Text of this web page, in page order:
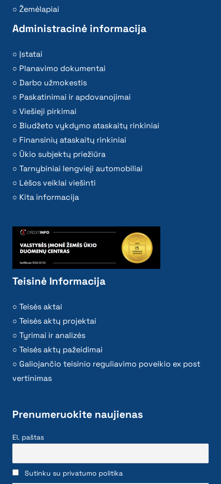
Žemėlapiai
Administracinė informacija
Įstatai
Planavimo dokumentai
Darbo užmokestis
Paskatinimai ir apdovanojimai
Viešieji pirkimai
Biudžeto vykdymo ataskaitų rinkiniai
Finansinių ataskaitų rinkiniai
Ūkio subjektų priežiūra
Tarnybiniai lengvieji automobiliai
Lėšos veiklai viešinti
Kita informacija
Teisinė Informacija
Teisės aktai
Teisės aktų projektai
Tyrimai ir analizės
Teisės aktų pažeidimai
Galiojančio teisinio reguliavimo poveikio ex post
vertinimas
Prenumeruokite naujienas
El. paštas
Sutinku su privatumo politika